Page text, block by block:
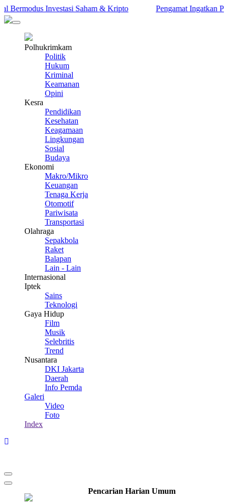
Investasi Saham & Kripto Pengamat Ingatkan
Polhukrimkam
Politik
Hukum
Kriminal
Keamanan
Opini
Kesra
Pendidikan
Kesehatan
Keagamaan
Lingkungan
Sosial
Budaya
Ekonomi
Makro/Mikro
Keuangan
Tenaga Kerja
Otomotif
Pariwisata
Transportasi
Olahraga
Sepakbola
Raket
Balapan
Lain - Lain
Internasional
Iptek
Sains
Teknologi
Gaya Hidup
Film
Musik
Selebritis
Trend
Nusantara
DKI Jakarta
Daerah
Info Pemda
Galeri
Video
Foto
Index
Pencarian Harian Umum